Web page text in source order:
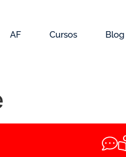
AF Cursos Blog